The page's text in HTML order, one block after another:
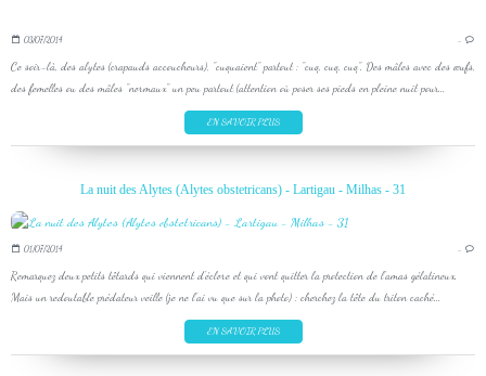
03/07/2014 …
Ce soir-là, des alytes (crapauds accoucheurs), "cuquaient" partout : "cuq, cuq, cuq". Des mâles avec des œufs,
des femelles ou des mâles "normaux" un peu partout (attention où poser ses pieds en pleine nuit pour...
EN SAVOIR PLUS
La nuit des Alytes (Alytes obstetricans) - Lartigau - Milhas - 31
01/07/2014 …
Remarquez deux petits têtards qui viennent d'éclore et qui vont quitter la protection de l'amas gélatineux.
Mais un redoutable prédateur veille (je ne l'ai vu que sur la photo) : cherchez la tête du triton caché...
EN SAVOIR PLUS